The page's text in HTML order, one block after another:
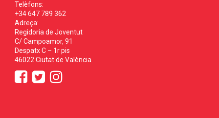
Telèfons:
+34 647 789 362
Adreça:
Regidoria de Joventut
C/ Campoamor, 91
Despatx C – 1r pis
46022 Ciutat de València